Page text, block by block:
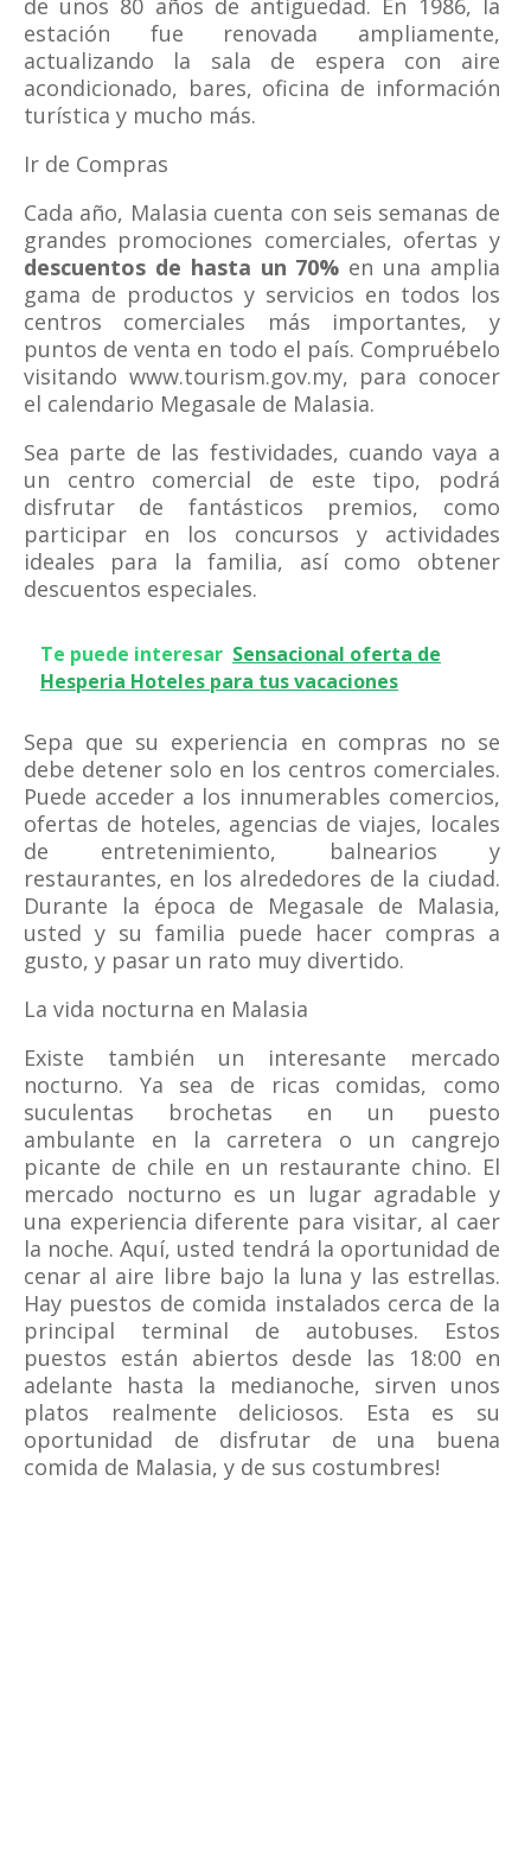
de unos 80 años de antigüedad. En 1986, la
estación fue renovada ampliamente,
actualizando la sala de espera con aire
acondicionado, bares, oficina de información
turística y mucho más.
Ir de Compras
Cada año, Malasia cuenta con seis semanas de
grandes promociones comerciales, ofertas y
descuentos de hasta un 70% en una amplia
gama de productos y servicios en todos los
centros comerciales más importantes, y
puntos de venta en todo el país. Compruébelo
visitando www.tourism.gov.my, para conocer
el calendario Megasale de Malasia.
Sea parte de las festividades, cuando vaya a
un centro comercial de este tipo, podrá
disfrutar de fantásticos premios, como
participar en los concursos y actividades
ideales para la familia, así como obtener
descuentos especiales.
Te puede interesar Sensacional oferta de
Hesperia Hoteles para tus vacaciones
Sepa que su experiencia en compras no se
debe detener solo en los centros comerciales.
Puede acceder a los innumerables comercios,
ofertas de hoteles, agencias de viajes, locales
de entretenimiento, balnearios y
restaurantes, en los alrededores de la ciudad.
Durante la época de Megasale de Malasia,
usted y su familia puede hacer compras a
gusto, y pasar un rato muy divertido.
La vida nocturna en Malasia
Existe también un interesante mercado
nocturno. Ya sea de ricas comidas, como
suculentas brochetas en un puesto
ambulante en la carretera o un cangrejo
picante de chile en un restaurante chino. El
mercado nocturno es un lugar agradable y
una experiencia diferente para visitar, al caer
la noche. Aquí, usted tendrá la oportunidad de
cenar al aire libre bajo la luna y las estrellas.
Hay puestos de comida instalados cerca de la
principal terminal de autobuses. Estos
puestos están abiertos desde las 18:00 en
adelante hasta la medianoche, sirven unos
platos realmente deliciosos. Esta es su
oportunidad de disfrutar de una buena
comida de Malasia, y de sus costumbres!